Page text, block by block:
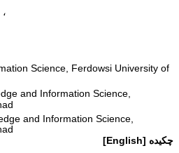
Science, Ferdowsi University of
and Information Science,
and Information Science,
چکیده [English]